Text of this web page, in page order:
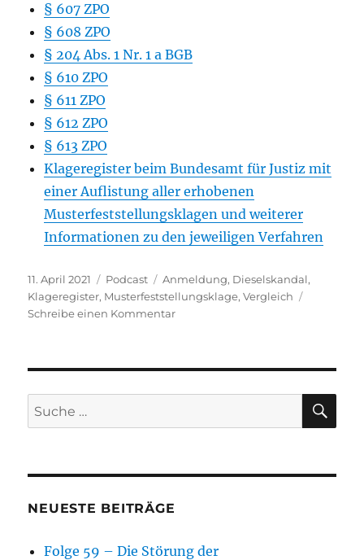
§ 607 ZPO
§ 608 ZPO
§ 204 Abs. 1 Nr. 1 a BGB
§ 610 ZPO
§ 611 ZPO
§ 612 ZPO
§ 613 ZPO
Klageregister beim Bundesamt für Justiz mit
einer Auflistung aller erhobenen
Musterfeststellungsklagen und weiterer
Informationen zu den jeweiligen Verfahren
Veröffentlicht
am
11. April 2021 Kategorien
Podcast Schlagwörter
Anmeldung, Dieselskandal,
Klageregister, Musterfeststellungsklage,Vergleich
Schreibe einen Kommentarzu
Musterfeststellungsklage
Suche
nach:
NEUESTE BEITRÄGE
Folge 59 – Die Störung der